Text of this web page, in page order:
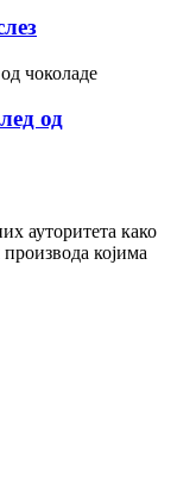
од
ауторитета како
којима